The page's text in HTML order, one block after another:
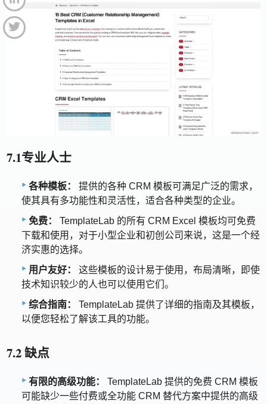
7.1专业人士
各种模板：
提供的各种 CRM 模板可满足广泛的需求，
使其具有多功能性和灵活性，适合各种类型的企业。
免费：
TemplateLab 的所有 CRM Excel 模板均可免费
下载和使用，对于小型企业和初创公司来说，这是一个经
济实惠的选择。
用户友好：
这些模板的设计易于使用，布局清晰，即使
技术知识较少的人也可以使用它们。
综合指南：
TemplateLab 提供了详细的指南及其模板，
以便您轻松了解该工具的功能。
7.2 缺点
有限的高级功能：
TemplateLab 提供的免费 CRM 模板
可能缺少一些付费或全功能 CRM 替代方案中提供的高级